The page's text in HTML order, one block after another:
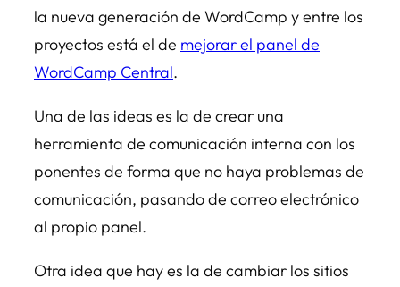
la nueva generación de WordCamp y entre los
proyectos está el de mejorar el panel de
WordCamp Central.
Una de las ideas es la de crear una
herramienta de comunicación interna con los
ponentes de forma que no haya problemas de
comunicación, pasando de correo electrónico
al propio panel.
Otra idea que hay es la de cambiar los sitios